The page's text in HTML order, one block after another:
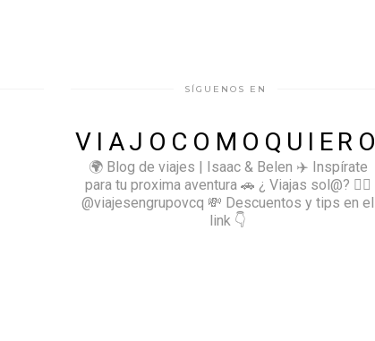
SÍGUENOS EN
VIAJOCOMOQUIERO
🌍 Blog de viajes | Isaac & Belen ✈️ Inspírate
para tu proxima aventura 🚗 ¿ Viajas sol@? 👉🏻
@viajesengrupovcq 💸 Descuentos y tips en el
link 👇